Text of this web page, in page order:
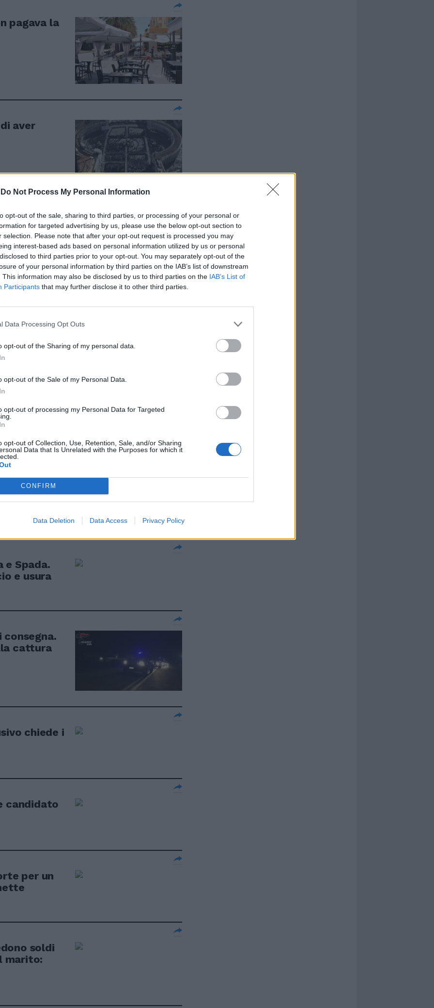
Do Not Process My Personal Information
opt-out of the sale, sharing to third parties, or processing of your personal or
for targeted advertising by us, please use the below opt-out section to
selection. Please note that after your opt-out request is processed you may
interest-based ads based on personal information utilized by us or personal
to third parties prior to your opt-out. You may separately opt-out of the
of your personal information by third parties on the IAB’s list of downstream
This information may also be disclosed by us to third parties on the IAB’s List of
Participants that may further disclose it to other third parties.
Data Processing Opt Outs
opt-out of the Sharing of my personal data.
opt-out of the Sale of my Personal Data.
opt-out of processing my Personal Data for Targeted
opt-out of Collection, Use, Retention, Sale, and/or Sharing
Data that Is Unrelated with the Purposes for which it
CONFIRM
Data Deletion Data Access Privacy Policy
pagava la
aver
dei
per
complici
slot
due
rapina
e Spada.
e usura
consegna.
cattura
chiede i
candidato
per un
soldi
marito: